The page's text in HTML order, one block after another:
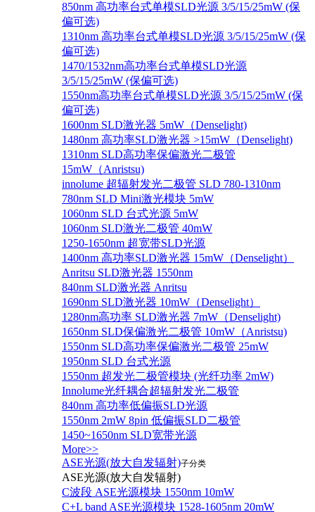
850nm 高功率台式单模SLD光源 3/5/15/25mW (保
偏可选)
1310nm 高功率台式单模SLD光源 3/5/15/25mW (保
偏可选)
1470/1532nm高功率台式单模SLD光源
3/5/15/25mW (保偏可选)
1550nm高功率台式单模SLD光源 3/5/15/25mW (保
偏可选)
1600nm SLD激光器 5mW（Denselight)
1480nm 高功率SLD激光器 >15mW（Denselight)
1310nm SLD高功率保偏激光二极管
15mW（Anristsu)
innolume 超辐射发光二极管 SLD 780-1310nm
780nm SLD Mini激光模块 5mW
1060nm SLD 台式光源 5mW
1060nm SLD激光二极管 40mW
1250-1650nm 超宽带SLD光源
1400nm 高功率SLD激光器 15mW（Denselight）
Anritsu SLD激光器 1550nm
840nm SLD激光器 Anritsu
1690nm SLD激光器 10mW（Denselight）
1280nm高功率 SLD激光器 7mW（Denselight)
1650nm SLD保偏激光二极管 10mW（Anristsu)
1550nm SLD高功率保偏激光二极管 25mW
1950nm SLD 台式光源
1550nm 超发光二极管模块 (光纤功率 2mW)
Innolume光纤耦合超辐射发光二极管
840nm 高功率低偏振SLD光源
1550nm 2mW 8pin 低偏振SLD二极管
1450~1650nm SLD宽带光源
More>>
ASE光源(放大自发辐射)子分类
ASE光源(放大自发辐射)
C波段 ASE光源模块 1550nm 10mW
C+L band ASE光源模块 1528-1605nm 20mW